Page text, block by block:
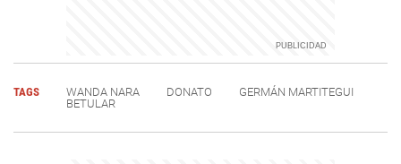
TAGS WANDA NARA DONATO
GERMÁN MARTITEGUI
BETULAR